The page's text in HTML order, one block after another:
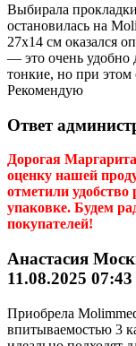
Выбирала
остановилась на
27x14 см оказался
— это очень удобно
тонкие, но при этом
Рекомендую
Ответ
Дорогая Маргарита
оценку нашей
отметили удобство
упаковке. Будем
покупателей!
Анастасия
11.08.2025 07:43
Приобрела
впитываемостью 3